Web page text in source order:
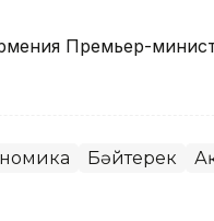
Премьер-
Бәйтерек